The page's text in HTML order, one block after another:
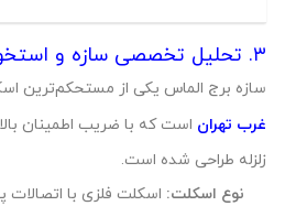
۳. تحلیل تخصصی سازه و استخوان‌بندی
سازه برج الماس یکی از مستحکم‌ترین
غرب تهراناست که با ضریب اطمینان بالا
زلزله طراحی شده است.
نوع اسکلت:اسکلت فلزی با اتصالات